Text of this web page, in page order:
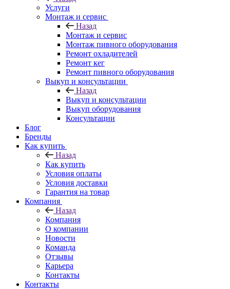
Услуги
Монтаж и сервис
Назад
Монтаж и сервис
Монтаж пивного оборудования
Ремонт охладителей
Ремонт кег
Ремонт пивного оборудования
Выкуп и консультации
Назад
Выкуп и консультации
Выкуп оборудования
Консультации
Блог
Бренды
Как купить
Назад
Как купить
Условия оплаты
Условия доставки
Гарантия на товар
Компания
Назад
Компания
О компании
Новости
Команда
Отзывы
Карьера
Контакты
Контакты